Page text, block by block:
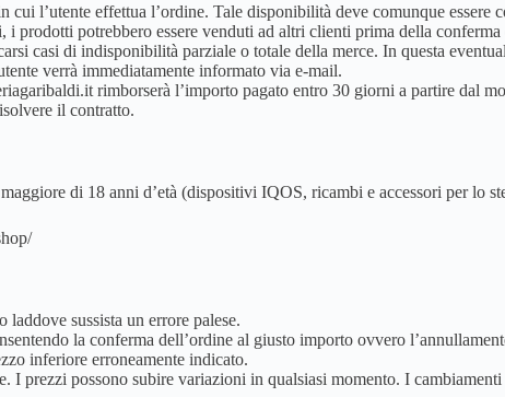
l’utente effettua l’ordine. Tale disponibilità deve comunque essere
prodotti potrebbero essere venduti ad altri clienti prima della conferma
casi di indisponibilità parziale o totale della merce. In questa
verrà immediatamente informato via e-mail.
rimborserà l’importo pagato entro 30 giorni a partire dal
il contratto.
di 18 anni d’età (dispositivi IQOS, ricambi e accessori per lo
sussista un errore palese.
la conferma dell’ordine al giusto importo ovvero
inferiore erroneamente indicato.
prezzi possono subire variazioni in qualsiasi momento. I